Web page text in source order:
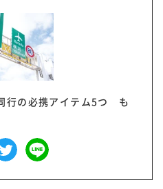
行の必携アイテム5つ も